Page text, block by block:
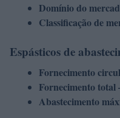
Domínio do
Classificação de
Espásticos de
Fornecimento
Fornecimento total
Abastecimento